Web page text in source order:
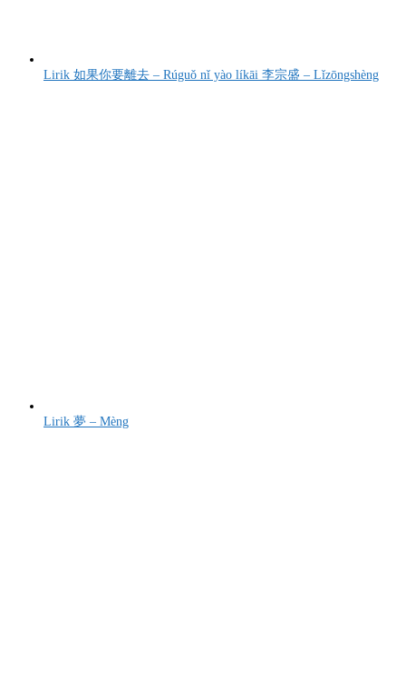
Lirik 如果你要離去 – Rúguǒ nǐ yào líkāi 李宗盛 – Lǐzōngshèng
Lirik 夢 – Mèng